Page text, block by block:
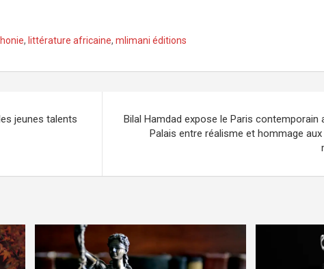
, littérature africaine, mlimani éditions
jeunes talents
Bilal Hamdad expose le Paris contemporain
Palais entre réalisme et hommage aux